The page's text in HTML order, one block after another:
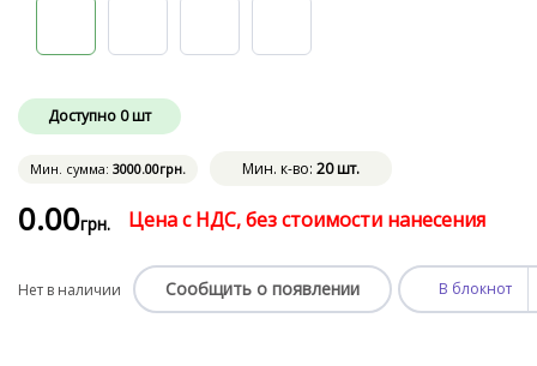
Доступно 0 шт
Мин. сумма: 3000.00грн. Мин. к-во: 20 шт.
0.00грн. Цена с НДС, без стоимости нанесения
Нет в наличии Сообщить о появлении В блокнот